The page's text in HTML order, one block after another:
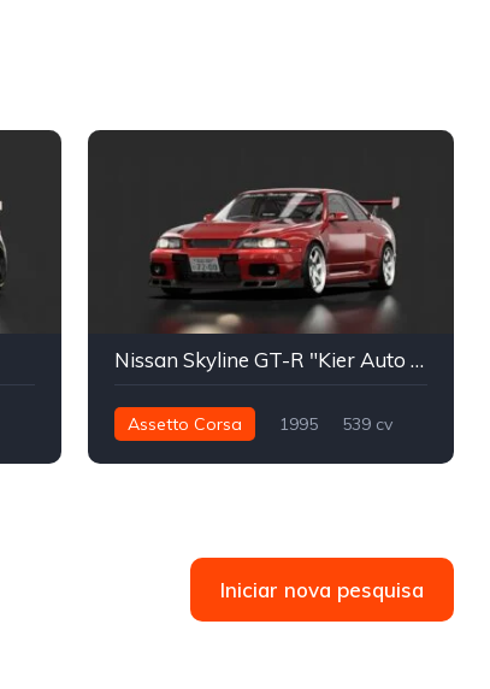
Nissan Skyline GT-R "Kier Auto Styling" R33
Assetto Corsa 1995
539 cv
Iniciar nova pesquisa